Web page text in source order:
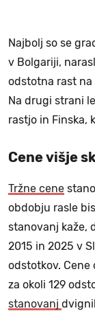
Najbolj so se
v Bolgariji,
odstotna rast na
Na drugi strani
rastjo in Finska,
Cene višje
Tržne cene
obdobju rasle
stanovanj kaže,
2015 in 2025 v
odstotkov. Cene
za okoli 129
stanovanj